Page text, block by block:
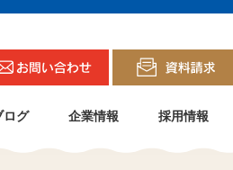
ログ 企業情報 採用情報